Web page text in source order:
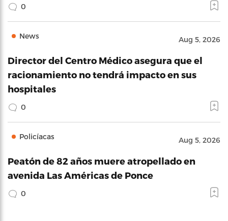
0
News Aug 5, 2026
Director del Centro Médico asegura que el
racionamiento no tendrá impacto en sus
hospitales
0
Policíacas Aug 5, 2026
Peatón de 82 años muere atropellado en
avenida Las Américas de Ponce
0